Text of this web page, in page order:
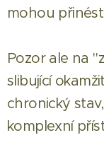
mohou
Pozor ale na
slibující
chronický
komplexní